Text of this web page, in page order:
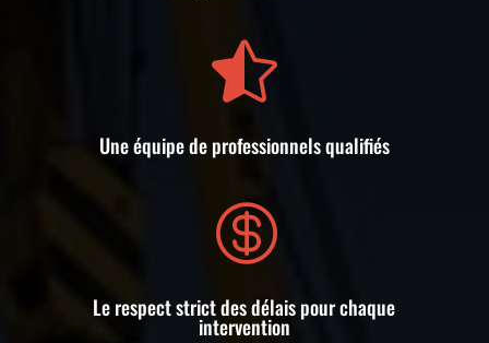

Une équipe de professionnels qualifiés

Le respect strict des délais pour chaque
intervention